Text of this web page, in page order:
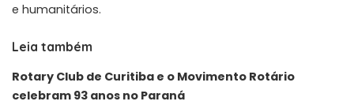
e humanitários.
Leia também
Rotary Club de Curitiba e o Movimento Rotário
celebram 93 anos no Paraná